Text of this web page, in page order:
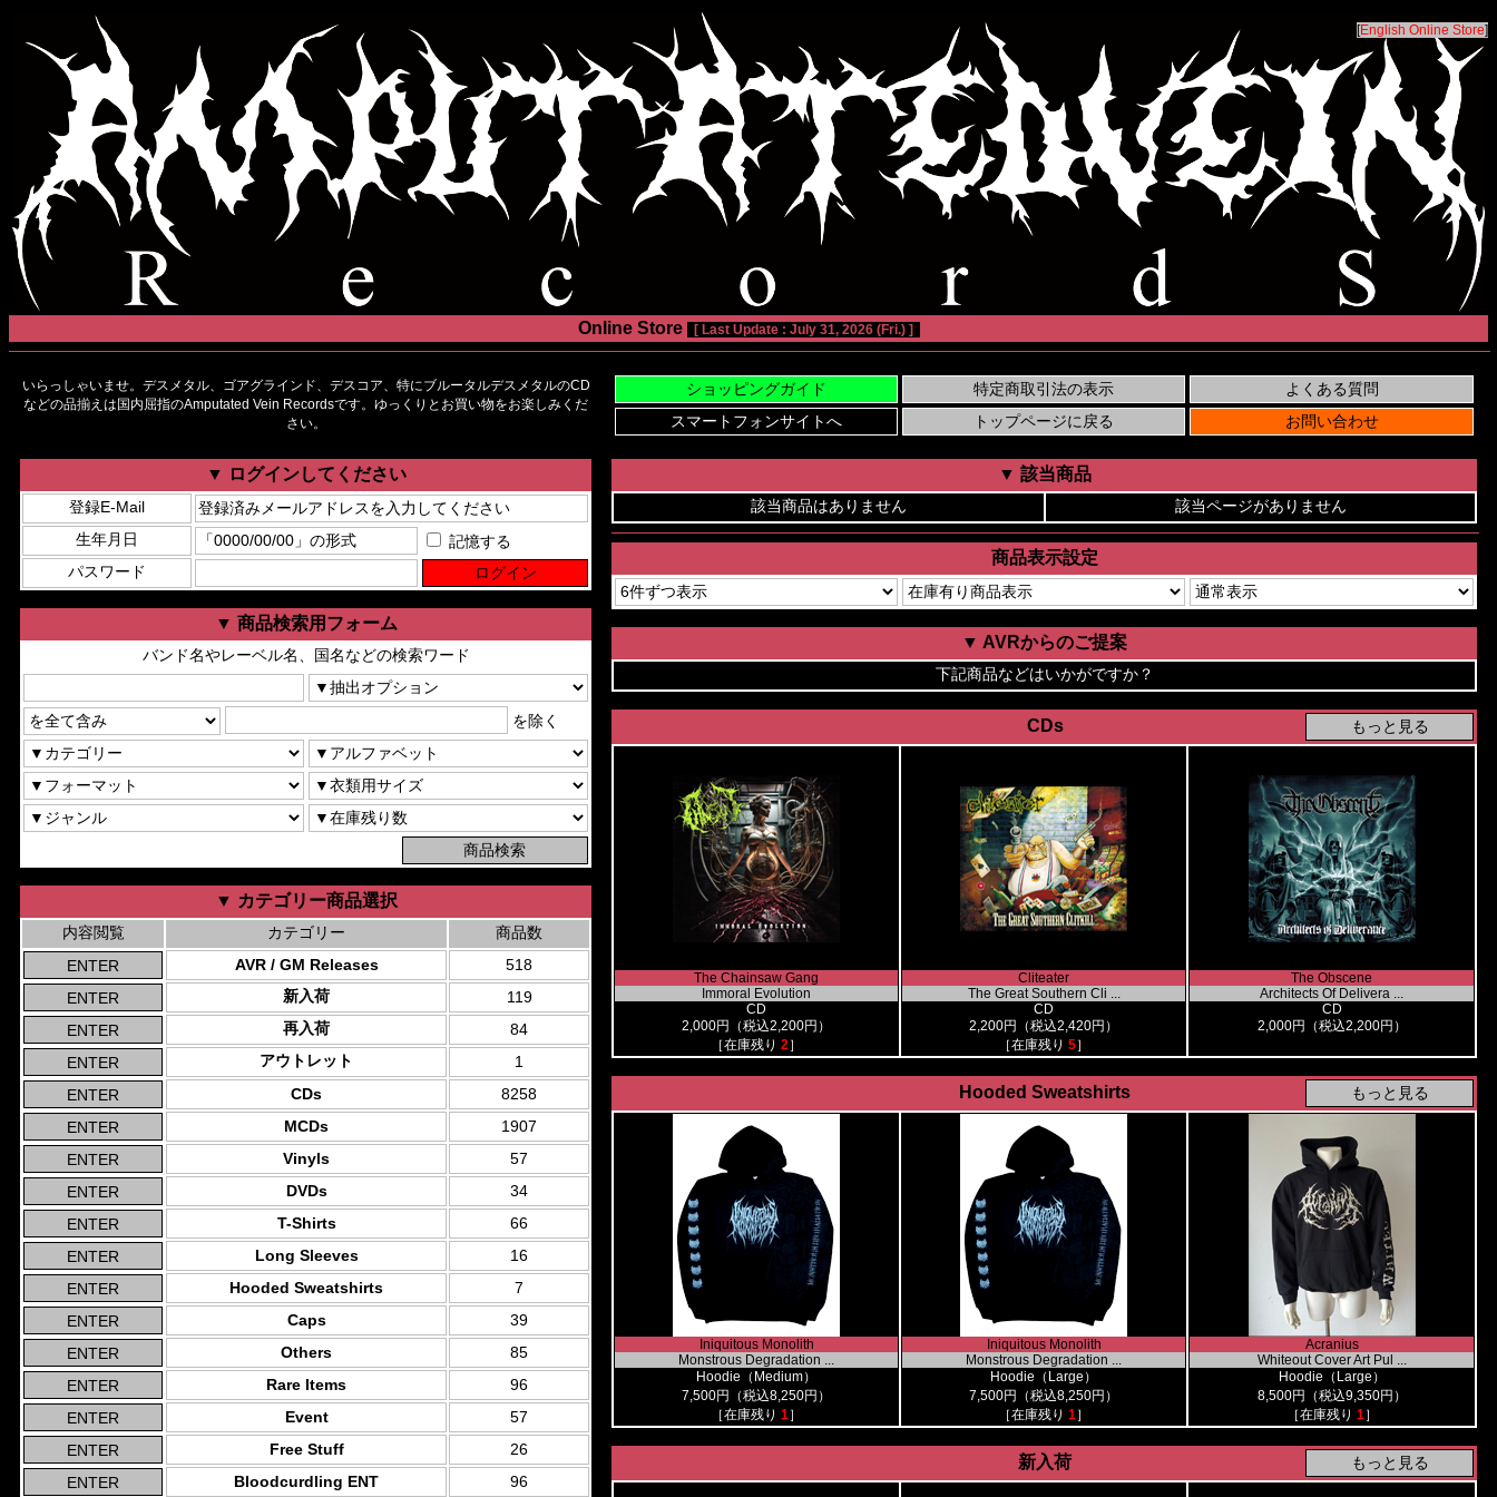
[English Online Store]
Online Store [ Last Update : July 31, 2026 (Fri.) ]
いらっしゃいませ。デスメタル、ゴアグラインド、デスコア、特にブルータルデスメタルのCD
などの品揃えは国内屈指のAmputated Vein Recordsです。ゆっくりとお買い物をお楽しみくだ
さい。
▼ ログインしてください
登録E-Mail
生年月日
記憶する
パスワード
▼ 商品検索用フォーム
バンド名やレーベル名、国名などの検索ワード
を除く
▼ カテゴリー商品選択
内容閲覧 カテゴリー
商品数
AVR / GM Releases
518
新入荷
119
再入荷
84
アウトレット
1
CDs
8258
MCDs
1907
Vinyls
57
DVDs
34
T-Shirts
66
Long Sleeves
16
Hooded Sweatshirts
7
Caps
39
Others
85
Rare Items
96
Event
57
Free Stuff
26
Bloodcurdling ENT
96
▼ 該当商品
該当商品はありません 該当ページがありません
商品表示設定
▼ AVRからのご提案
下記商品などはいかがですか？
CDs
The Chainsaw Gang
Immoral Evolution
CD
2,000円（税込2,200円）
［在庫残り 2］
Cliteater
The Great Southern Cli ...
CD
2,200円（税込2,420円）
［在庫残り 5］
The Obscene
Architects Of Delivera ...
CD
2,000円（税込2,200円）
Hooded Sweatshirts
Iniquitous Monolith
Monstrous Degradation ...
Hoodie（Medium）
7,500円（税込8,250円）
［在庫残り 1］
Iniquitous Monolith
Monstrous Degradation ...
Hoodie（Large）
7,500円（税込8,250円）
［在庫残り 1］
Acranius
Whiteout Cover Art Pul ...
Hoodie（Large）
8,500円（税込9,350円）
［在庫残り 1］
新入荷